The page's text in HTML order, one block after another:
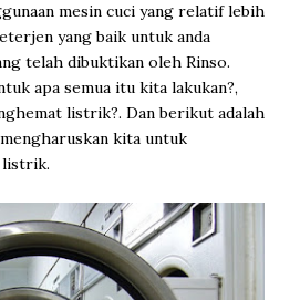
mesin cuci yang relatif lebih
yang baik untuk anda
telah dibuktikan oleh Rinso.
apa semua itu kita lakukan?,
listrik?. Dan berikut adalah
kita untuk
listrik.